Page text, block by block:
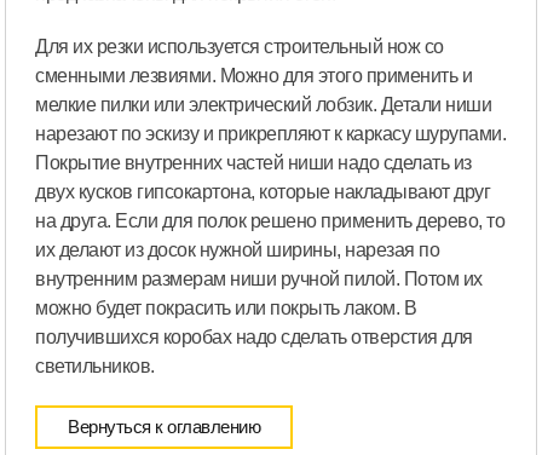
Для их резки используется строительный нож со
сменными лезвиями. Можно для этого применить и
мелкие пилки или электрический лобзик. Детали ниши
нарезают по эскизу и прикрепляют к каркасу шурупами.
Покрытие внутренних частей ниши надо сделать из
двух кусков гипсокартона, которые накладывают друг
на друга. Если для полок решено применить дерево, то
их делают из досок нужной ширины, нарезая по
внутренним размерам ниши ручной пилой. Потом их
можно будет покрасить или покрыть лаком. В
получившихся коробах надо сделать отверстия для
светильников.
Вернуться к оглавлению